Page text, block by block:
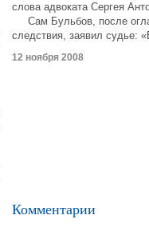
слова адвоката Сергея
Сам Бульбов, после
следствия, заявил судье:
12 ноября 2008
Комментарии